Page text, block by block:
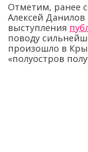
Отметим, ранее
Алексей
выступления
поводу
произошло в
«полуостров